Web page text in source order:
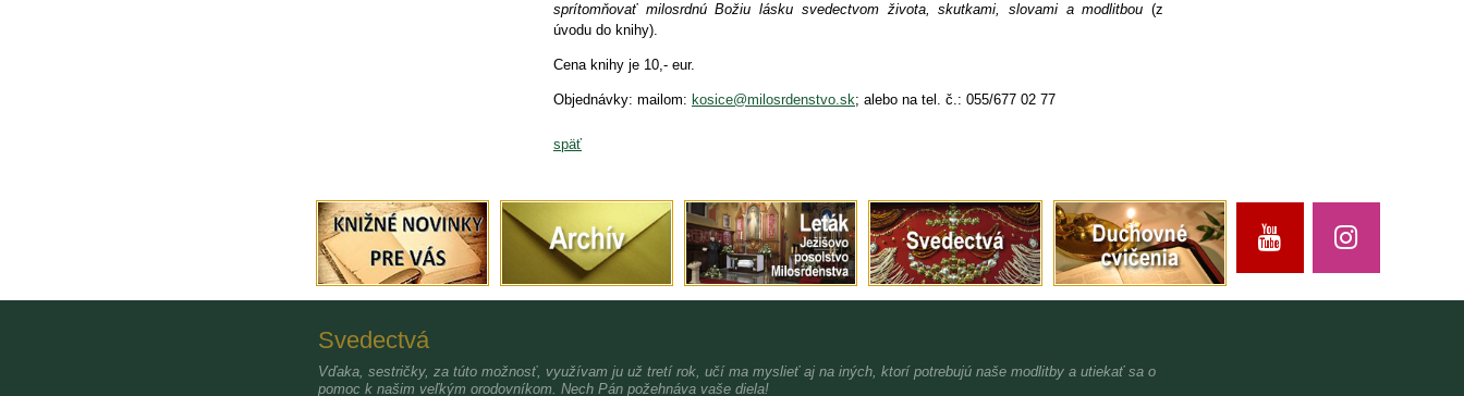
sprítomňovať milosrdnú Božiu lásku svedectvom života, skutkami, slovami a modlitbou (z
úvodu do knihy).
Cena knihy je 10,- eur.
Objednávky: mailom: kosice@milosrdenstvo.sk; alebo na tel. č.: 055/677 02 77
späť
Svedectvá
Vďaka, sestričky, za túto možnosť, využívam ju už tretí rok, učí ma myslieť aj na iných, ktorí potrebujú naše modlitby a utiekať sa o
pomoc k našim veľkým orodovníkom. Nech Pán požehnáva vaše diela!